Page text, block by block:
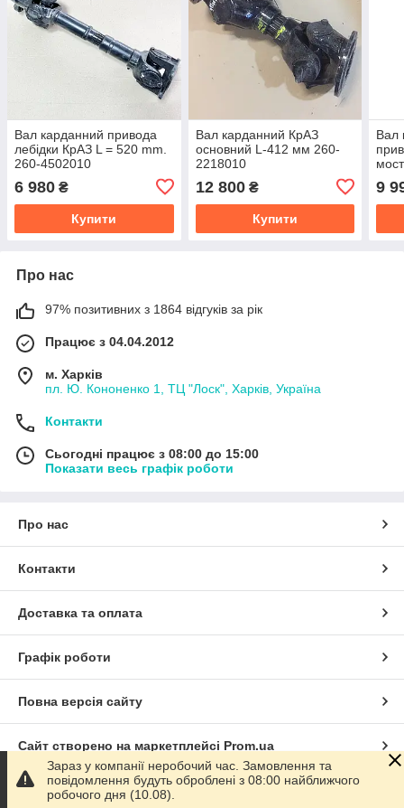
Вал карданний привода
лебідки КрАЗ L = 520 mm.
260-4502010
6 980 ₴
Купити
Вал карданний КрАЗ
основний L-412 мм 260-
2218010
12 800₴
Купити
Вал
9
Про нас
97% позитивних з 1864 відгуків за рік
Працює з 04.04.2012
м. Харків
пл. Ю. Кононенко 1, ТЦ "Лоск", Харків, Україна
Контакти
Сьогодні працює з 08:00 до 15:00
Показати весь графік роботи
Про нас
Контакти
Доставка та оплата
Графік роботи
Повна версія сайту
Сайт створено на маркетплейсі Prom.ua
Політика конфіденційності
Зараз у компанії неробочий час. Замовлення та
повідомлення будуть оброблені з 08:00 найближчого
робочого дня (10.08).